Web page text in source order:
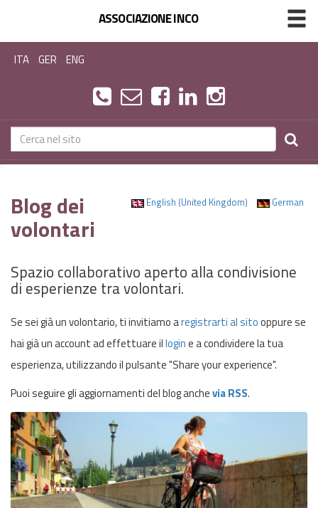
ASSOCIAZIONE INCO
ITA GER ENG
English (United Kingdom) German
Blog dei
volontari
Spazio collaborativo aperto alla condivisione
di esperienze tra volontari.
Se sei già un volontario, ti invitiamo aregistrarti al sitooppure se
hai già un account ad effettuare illogine a condividere la tua
esperienza, utilizzando il pulsante "Share your experience".
Puoi seguire gli aggiornamenti del blog anchevia RSS.